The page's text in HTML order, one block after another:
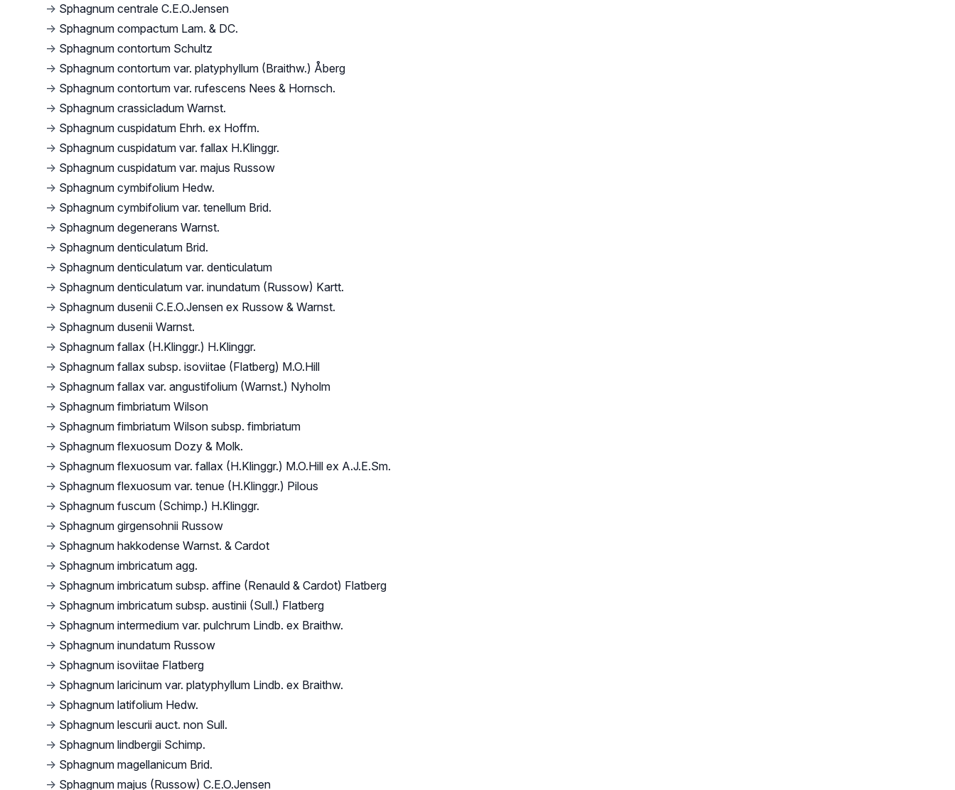
→ Sphagnum centrale C.E.O.Jensen
→ Sphagnum compactum Lam. & DC.
→ Sphagnum contortum Schultz
→ Sphagnum contortum var. platyphyllum (Braithw.) Åberg
→ Sphagnum contortum var. rufescens Nees & Hornsch.
→ Sphagnum crassicladum Warnst.
→ Sphagnum cuspidatum Ehrh. ex Hoffm.
→ Sphagnum cuspidatum var. fallax H.Klinggr.
→ Sphagnum cuspidatum var. majus Russow
→ Sphagnum cymbifolium Hedw.
→ Sphagnum cymbifolium var. tenellum Brid.
→ Sphagnum degenerans Warnst.
→ Sphagnum denticulatum Brid.
→ Sphagnum denticulatum var. denticulatum
→ Sphagnum denticulatum var. inundatum (Russow) Kartt.
→ Sphagnum dusenii C.E.O.Jensen ex Russow & Warnst.
→ Sphagnum dusenii Warnst.
→ Sphagnum fallax (H.Klinggr.) H.Klinggr.
→ Sphagnum fallax subsp. isoviitae (Flatberg) M.O.Hill
→ Sphagnum fallax var. angustifolium (Warnst.) Nyholm
→ Sphagnum fimbriatum Wilson
→ Sphagnum fimbriatum Wilson subsp. fimbriatum
→ Sphagnum flexuosum Dozy & Molk.
→ Sphagnum flexuosum var. fallax (H.Klinggr.) M.O.Hill ex A.J.E.Sm.
→ Sphagnum flexuosum var. tenue (H.Klinggr.) Pilous
→ Sphagnum fuscum (Schimp.) H.Klinggr.
→ Sphagnum girgensohnii Russow
→ Sphagnum hakkodense Warnst. & Cardot
→ Sphagnum imbricatum agg.
→ Sphagnum imbricatum subsp. affine (Renauld & Cardot) Flatberg
→ Sphagnum imbricatum subsp. austinii (Sull.) Flatberg
→ Sphagnum intermedium var. pulchrum Lindb. ex Braithw.
→ Sphagnum inundatum Russow
→ Sphagnum isoviitae Flatberg
→ Sphagnum laricinum var. platyphyllum Lindb. ex Braithw.
→ Sphagnum latifolium Hedw.
→ Sphagnum lescurii auct. non Sull.
→ Sphagnum lindbergii Schimp.
→ Sphagnum magellanicum Brid.
→ Sphagnum majus (Russow) C.E.O.Jensen